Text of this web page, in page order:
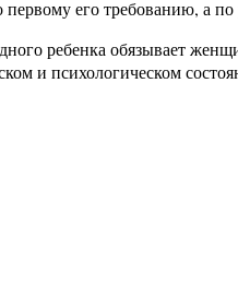
его требованию, а
ребенка обязывает
и психологическом